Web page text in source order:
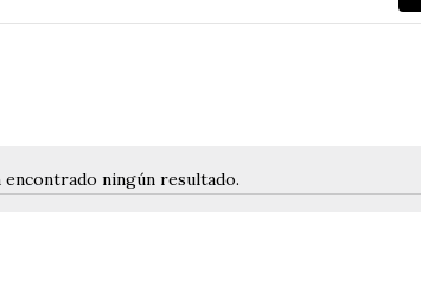
Notice
encontrado ningún resultado.